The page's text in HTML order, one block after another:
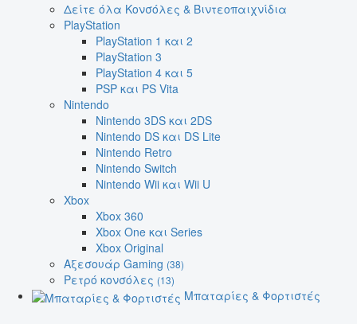
Δείτε όλα Κονσόλες & Βιντεοπαιχνίδια
PlayStation
PlayStation 1 και 2
PlayStation 3
PlayStation 4 και 5
PSP και PS Vita
Nintendo
Nintendo 3DS και 2DS
Nintendo DS και DS Lite
Nintendo Retro
Nintendo Switch
Nintendo Wii και Wii U
Xbox
Xbox 360
Xbox One και Series
Xbox Original
Αξεσουάρ Gaming (38)
Ρετρό κονσόλες (13)
Μπαταρίες & Φορτιστές